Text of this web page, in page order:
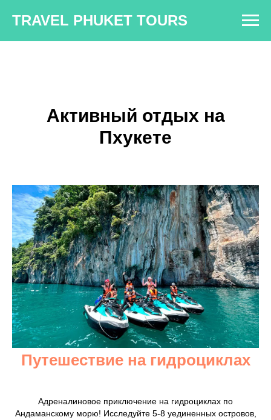
TRAVEL PHUKET TOURS
Активный отдых на
Пхукете
Путешествие на гидроциклах
Адреналиновое приключение на гидроциклах по
Андаманскому морю! Исследуйте 5-8 уединенных островов,